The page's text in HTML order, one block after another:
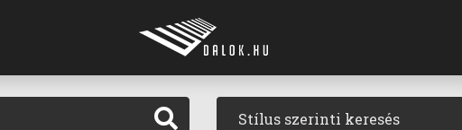
Stílus szerinti keresés